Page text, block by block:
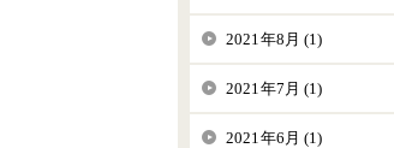
2021年8月 (1)
2021年7月 (1)
2021年6月 (1)